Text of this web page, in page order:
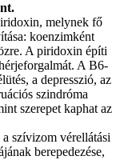
melynek fő
koenzimként
A piridoxin építi
A B6-
a depresszió, az
szindróma
szerepet kaphat az
szívizom vérellátási
berepedezése,